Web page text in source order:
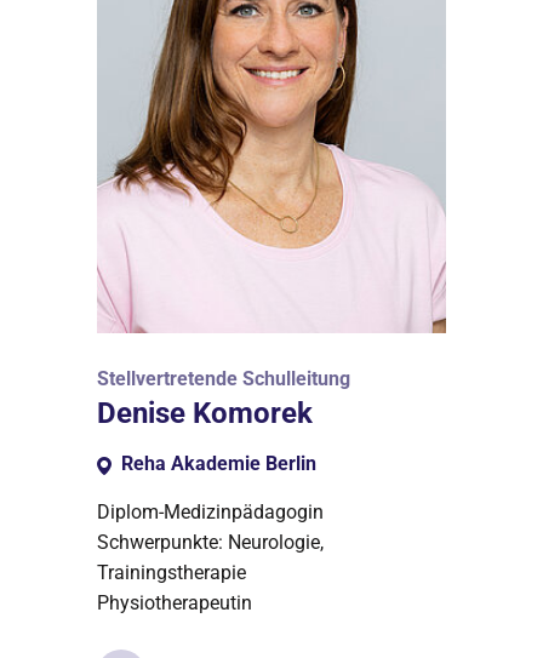
Stellvertretende Schulleitung
Denise Komorek
Reha Akademie Berlin
Diplom-Medizinpädagogin
Schwerpunkte: Neurologie,
Trainingstherapie
Physiotherapeutin